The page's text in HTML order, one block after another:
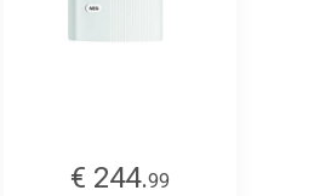
€ 244.99